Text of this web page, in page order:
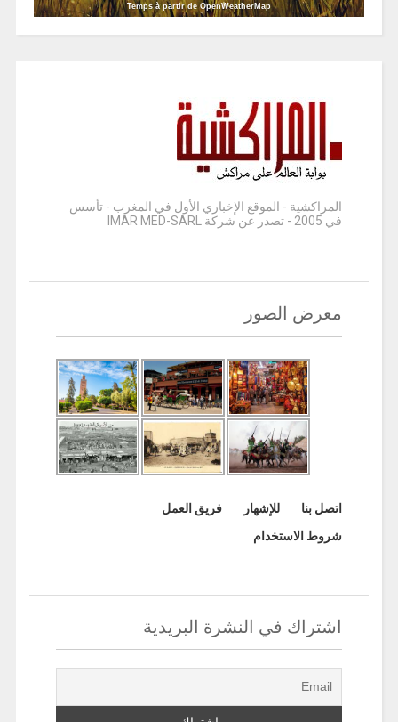
Temps à partir de OpenWeatherMap
المراكشية - الموقع الإخباري الأول في المغرب - تأسس
في 2005 - تصدر عن شركة IMAR MED-SARL
معرض الصور
اتصل بنا للإشهار
فريق العمل
شروط الاستخدام
اشتراك في النشرة البريدية